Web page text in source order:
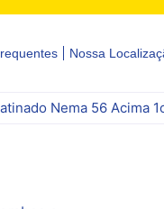
Nossa
Nema 56 Acima